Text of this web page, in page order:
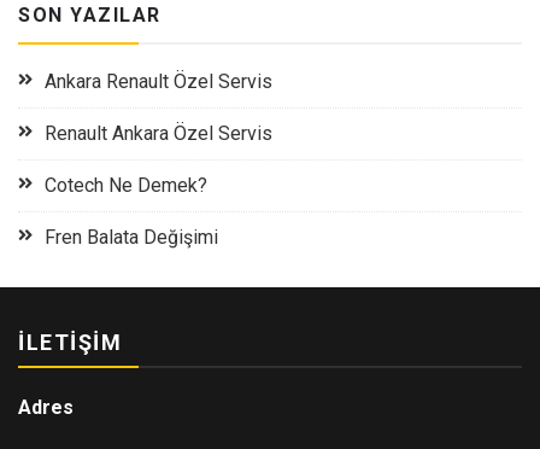
SON YAZILAR
Ankara Renault Özel Servis
Renault Ankara Özel Servis
Cotech Ne Demek?
Fren Balata Değişimi
İLETIŞIM
Adres